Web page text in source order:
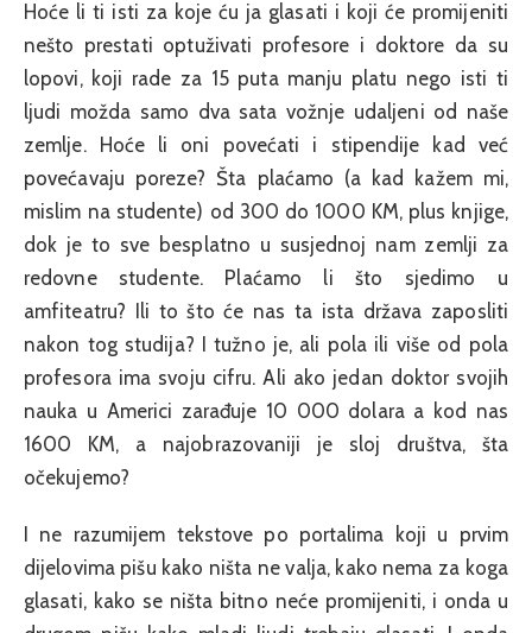
Hoće li ti isti za koje ću ja glasati i koji će promijeniti
nešto prestati optuživati profesore i doktore da su
lopovi, koji rade za 15 puta manju platu nego isti ti
ljudi možda samo dva sata vožnje udaljeni od naše
zemlje. Hoće li oni povećati i stipendije kad već
povećavaju poreze? Šta plaćamo (a kad kažem mi,
mislim na studente) od 300 do 1000 KM, plus knjige,
dok je to sve besplatno u susjednoj nam zemlji za
redovne studente. Plaćamo li što sjedimo u
amfiteatru? Ili to što će nas ta ista država zaposliti
nakon tog studija? I tužno je, ali pola ili više od pola
profesora ima svoju cifru. Ali ako jedan doktor svojih
nauka u Americi zarađuje 10 000 dolara a kod nas
1600 KM, a najobrazovaniji je sloj društva, šta
očekujemo?
I ne razumijem tekstove po portalima koji u prvim
dijelovima pišu kako ništa ne valja, kako nema za koga
glasati, kako se ništa bitno neće promijeniti, i onda u